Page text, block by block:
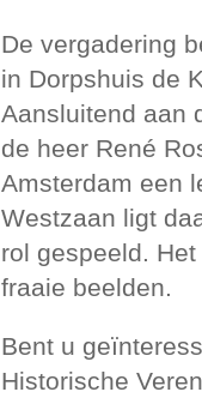
De vergadering
in Dorpshuis de
Aansluitend aan
de heer René
Amsterdam een
Westzaan ligt
rol gespeeld.
fraaie beelden.
Bent u
Historische